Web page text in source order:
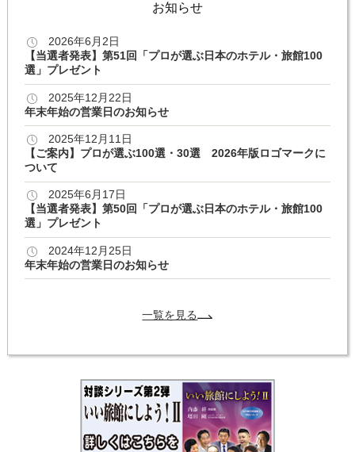
お知らせ
2026年6月2日
【当選者発表】第51回「プロが選ぶ日本のホテル・旅館100
選」プレゼント
2025年12月22日
年末年始の営業日のお知らせ
2025年12月11日
【ご案内】プロが選ぶ100選・30選 2026年版ロゴマークに
ついて
2025年6月17日
【当選者発表】第50回「プロが選ぶ日本のホテル・旅館100
選」プレゼント
2024年12月25日
年末年始の営業日のお知らせ
一覧を見る